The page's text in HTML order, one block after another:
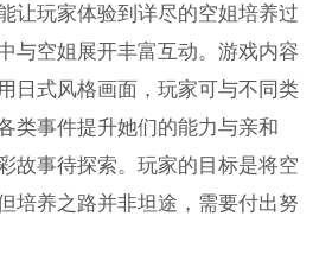
让玩家体验到详尽的空姐培养过
与空姐展开丰富互动。游戏内容
日式风格画面，玩家可与不同类
类事件提升她们的能力与亲和
故事待探索。玩家的目标是将空
培养之路并非坦途，需要付出努